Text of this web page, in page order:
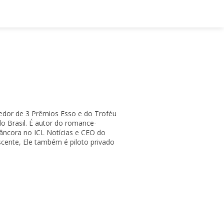
de 3 Prêmios Esso e do Troféu
Brasil. É autor do romance-
no ICL Notícias e CEO do
Ele também é piloto privado